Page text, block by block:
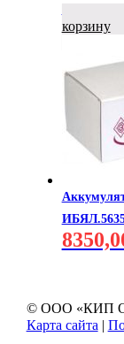
корзину
© ООО «КИП
Карта сайта |